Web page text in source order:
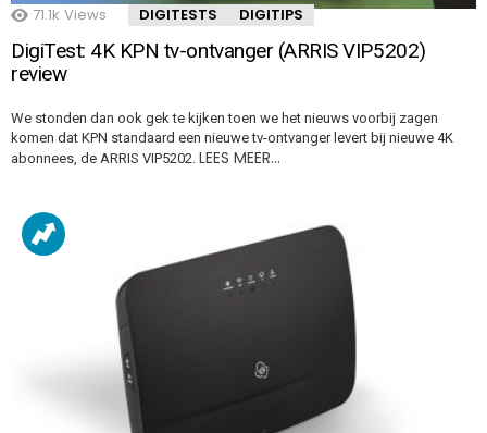
71.1k Views DIGITESTS DIGITIPS
DigiTest: 4K KPN tv-ontvanger (ARRIS VIP5202)
review
We stonden dan ook gek te kijken toen we het nieuws voorbij zagen
komen dat KPN standaard een nieuwe tv-ontvanger levert bij nieuwe 4K
abonnees, de ARRIS VIP5202. LEES MEER…